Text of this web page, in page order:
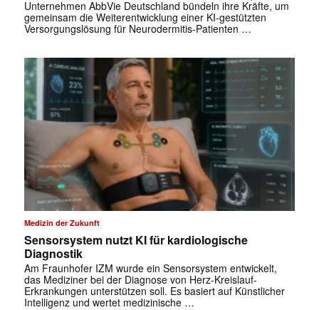
Unternehmen AbbVie Deutschland bündeln ihre Kräfte, um
gemeinsam die Weiterentwicklung einer KI-gestützten
Versorgungslösung für Neurodermitis-Patienten …
Medizin der Zukunft
Sensorsystem nutzt KI für kardiologische
Diagnostik
Am Fraunhofer IZM wurde ein Sensorsystem entwickelt,
das Mediziner bei der Diagnose von Herz-Kreislauf-
Erkrankungen unterstützen soll. Es basiert auf Künstlicher
Intelligenz und wertet medizinische …